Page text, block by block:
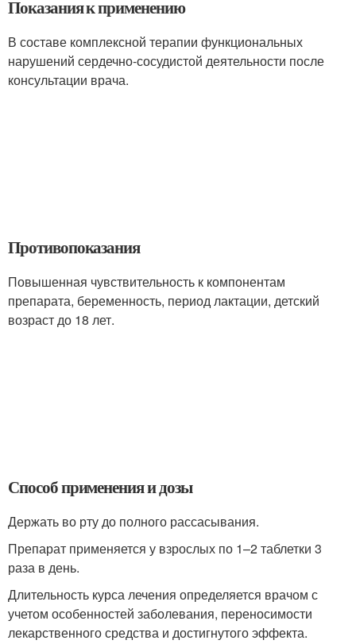
Показания к применению
В составе комплексной терапии функциональных
нарушений сердечно-сосудистой деятельности после
консультации врача.
Противопоказания
Повышенная чувствительность к компонентам
препарата, беременность, период лактации, детский
возраст до 18 лет.
Способ применения и дозы
Держать во рту до полного рассасывания.
Препарат применяется у взрослых по 1–2 таблетки 3
раза в день.
Длительность курса лечения определяется врачом с
учетом особенностей заболевания, переносимости
лекарственного средства и достигнутого эффекта.